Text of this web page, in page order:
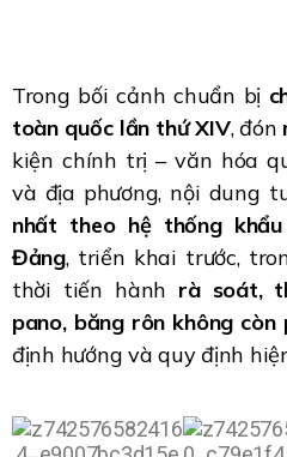
Trong bối cảnh chuẩn bị
toàn quốc lần thứ XIV, đón
kiện chính trị – văn hóa
và địa phương, nội dung
nhất theo hệ thống
Đảng, triển khai trước,
thời tiến hành rà soát,
pano, băng rôn không còn
định hướng và quy định